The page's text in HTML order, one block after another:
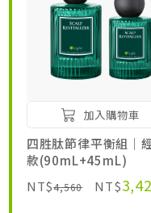
加入購物車
四胜肽節律平衡組｜
款(90mL+45mL)
NT$4,560 NT$